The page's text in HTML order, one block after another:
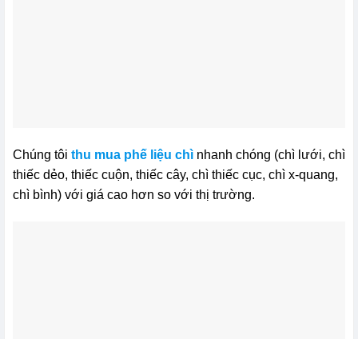
Chúng tôi thu mua phế liệu chìnhanh chóng (chì lưới, chì
thiếc dẻo, thiếc cuộn, thiếc cây, chì thiếc cục, chì x-quang,
chì bình) với giá cao hơn so với thị trường.